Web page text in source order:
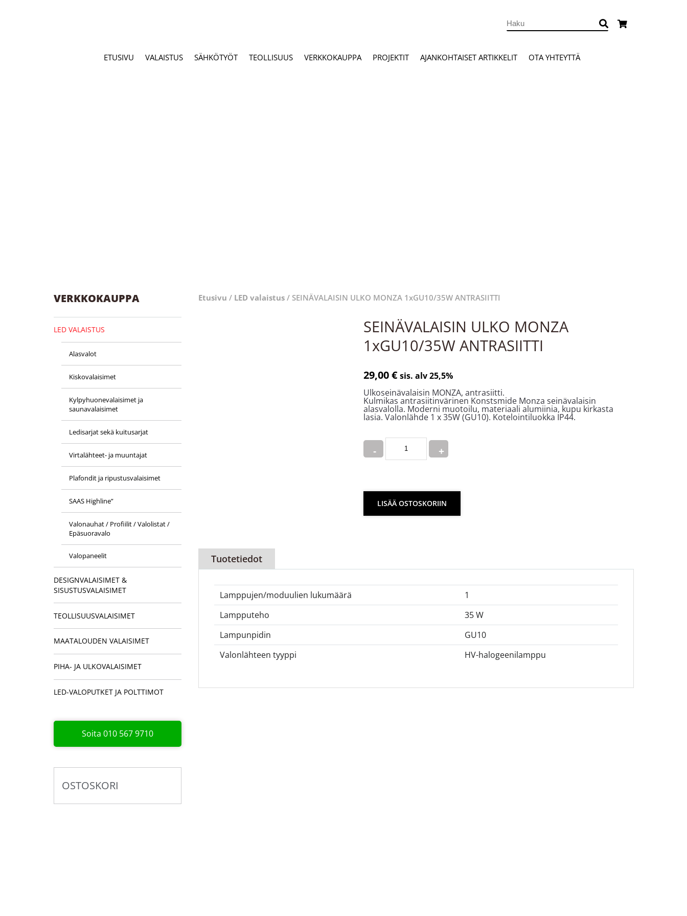
ETUSIVU VALAISTUS SÄHKÖTYÖT TEOLLISUUS VERKKOKAUPPA PROJEKTIT AJANKOHTAISET ARTIKKELIT OTA YHTEYTTÄ
VERKKOKAUPPA
LED VALAISTUS
Alasvalot
Kiskovalaisimet
Kylpyhuone­valaisimet ja
saunavalaisimet
Ledisarjat sekä kuitusarjat
Virtalähteet- ja muuntajat
Plafondit ja ripustusvalaisimet
SAAS Highline”
Valonauhat / Profiilit / Valolistat /
Epäsuoravalo
Valopaneelit
DESIGNVALAISIMET &
SISUSTUSVALAISIMET
TEOLLISUUSVALAISIMET
MAATALOUDEN VALAISIMET
PIHA- JA ULKOVALAISIMET
LED-VALOPUTKET JA POLTTIMOT
Soita 010 567 9710
OSTOSKORI
Etusivu / LED valaistus/ SEINÄVALAISIN ULKO MONZA 1xGU10/35W ANTRASIITTI
SEINÄVALAISIN ULKO MONZA
1xGU10/35W ANTRASIITTI
29,00€ sis. alv 25,5%
Ulkoseinävalaisin MONZA, antrasiitti.
Kulmikas antrasiitinvärinen Konstsmide Monza seinävalaisin
alasvalolla. Moderni muotoilu, materiaali alumiinia, kupu kirkasta
lasia. Valonlähde 1 x 35W (GU10). Kotelointiluokka IP44.
Quantity
LISÄÄ OSTOSKORIIN
Tuotetiedot
Lamppujen/moduulien lukumäärä
1
Lampputeho
35 W
Lampunpidin
GU10
Valonlähteen tyyppi
HV-halogeenilamppu